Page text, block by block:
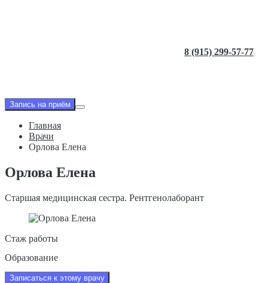
8 (915) 299-57-77
Запись на приём
Главная
Врачи
Орлова Елена
Орлова Елена
Старшая медицинская сестра. Рентгенолаборант
Стаж работы
Образование
Записаться к этому врачу